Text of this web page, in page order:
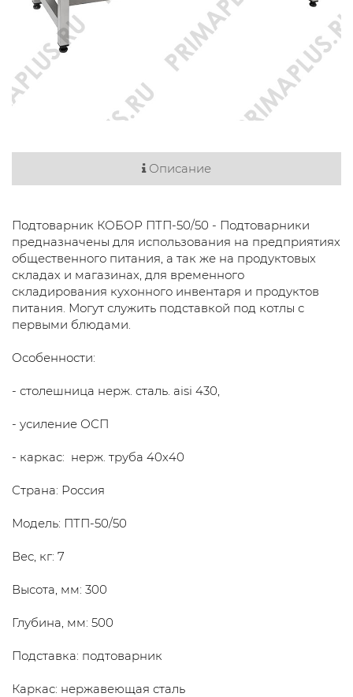
Описание
Подтоварник КОБОР ПТП-50/50 - Подтоварники
предназначены для использования на предприятиях
общественного питания, а так же на продуктовых
складах и магазинах, для временного
складирования кухонного инвентаря и продуктов
питания. Могут служить подставкой под котлы с
первыми блюдами.
Особенности:
- столешница нерж. cталь. aisi 430,
- усиление ОСП
- каркас: нерж. труба 40х40
Страна: Россия
Модель: ПТП-50/50
Вес, кг: 7
Высота, мм: 300
Глубина, мм: 500
Подставка: подтоварник
Каркас: нержавеющая сталь